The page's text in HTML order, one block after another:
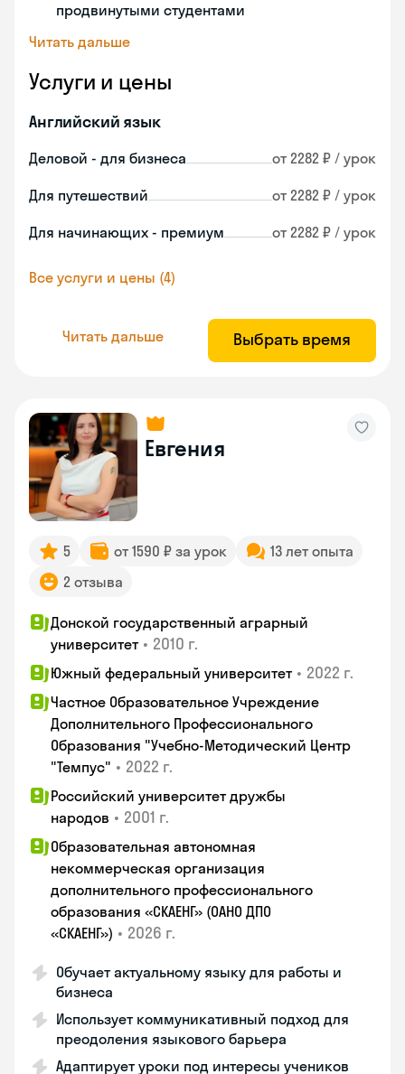
продвинутыми студентами
Читать дальше
Услуги и цены
Английский язык
Деловой - для бизнеса от 2282 ₽ / урок
Для путешествий от 2282 ₽ / урок
Для начинающих - премиум от 2282 ₽ / урок
Все услуги и цены (4)
Читать дальше Выбрать время
Евгения
5 от 1590 ₽ за урок
13 лет опыта
2 отзыва
Донской государственный аграрный
университет • 2010 г.
Южный федеральный университет • 2022 г.
Частное Образовательное Учреждение
Дополнительного Профессионального
Образования "Учебно-Методический Центр
"Темпус" • 2022 г.
Российский университет дружбы
народов • 2001 г.
Образовательная автономная
некоммерческая организация
дополнительного профессионального
образования «СКАЕНГ» (ОАНО ДПО
«СКАЕНГ») • 2026 г.
Обучает актуальному языку для работы и
бизнеса
Использует коммуникативный подход для
преодоления языкового барьера
Адаптирует уроки под интересы учеников